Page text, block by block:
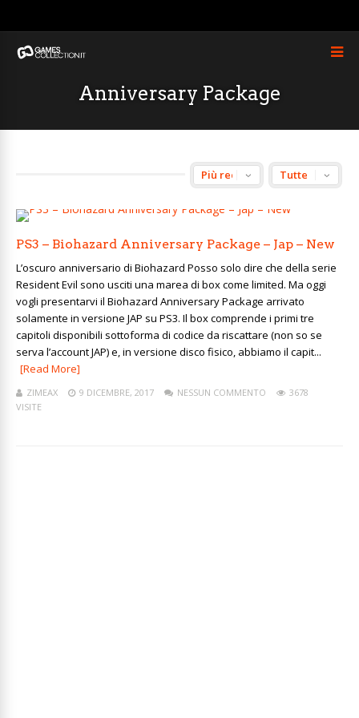
Anniversary Package
PS3 – Biohazard Anniversary Package – Jap – New
L’oscuro anniversario di Biohazard Posso solo dire che della serie
Resident Evil sono usciti una marea di box come limited. Ma oggi
vogli presentarvi il Biohazard Anniversary Package arrivato
solamente in versione JAP su PS3. Il box comprende i primi tre
capitoli disponibili sottoforma di codice da riscattare (non so se
serva l’account JAP) e, in versione disco fisico, abbiamo il capit...
[Read More]
ZIMEAX 9 DICEMBRE, 2017 NESSUN COMMENTO
3678
VISITE